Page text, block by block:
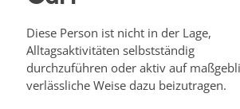
Diese Person ist nicht in der Lage,
Alltagsaktivitäten selbstständig
durchzuführen oder aktiv auf
verlässliche Weise dazu beizutragen.